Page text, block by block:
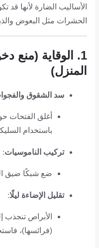
الأساليب الضارة لأنها
الحشرات مثل البعوض
1. الوقاية (منع
المنزل)
سد الشقوق
أغلق الفتحات
باستخدام
تركيب الناموسيات:
ضع شبكًا ضيق
تقليل الإضاءة ليلًا:
الأبراص تنجذب
(فرائسها)،